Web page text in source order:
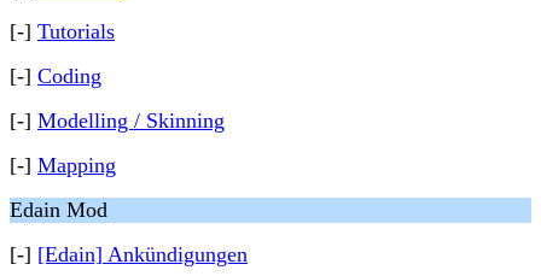
[-] Tutorials
[-] Coding
[-] Modelling / Skinning
[-] Mapping
Edain Mod
[-] [Edain] Ankündigungen